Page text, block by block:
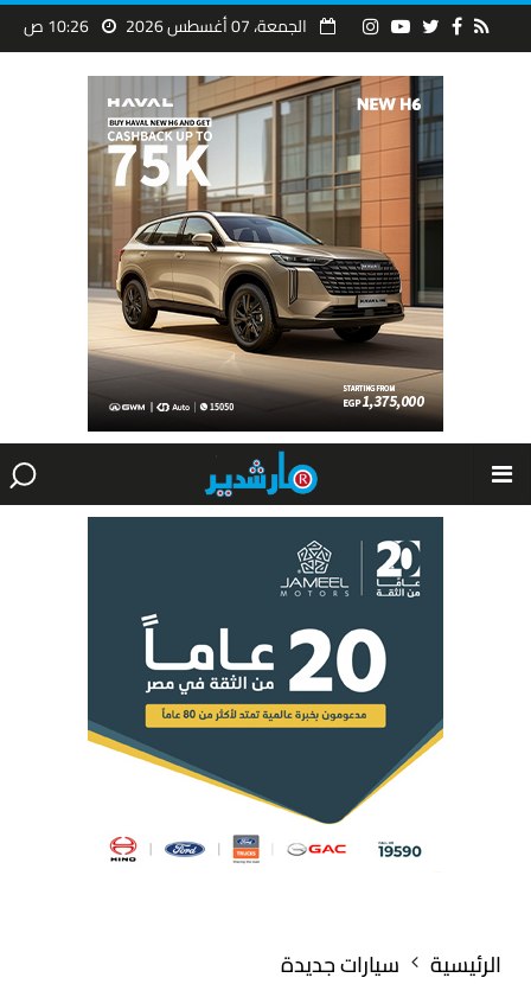
الجمعة، 07 أغسطس 2026
الرئيسية سيارات جديدة